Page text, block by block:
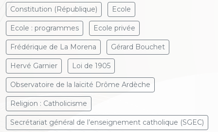
Constitution (République) Ecole
Ecole : programmes Ecole privée
Frédérique de La Morena Gérard Bouchet
Hervé Garnier Loi de 1905
Observatoire de la laïcité Drôme Ardèche
Religion : Catholicisme
Secrétariat général de l’enseignement catholique (SGEC)